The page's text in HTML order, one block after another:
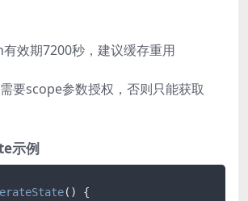
效期7200秒，建议缓存重用
要scope参数授权，否则只能获取
示例
( ) {